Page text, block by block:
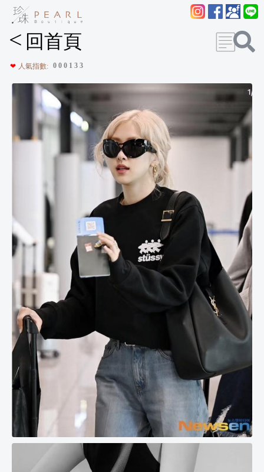
< 回首頁
❤ 人氣指數: 0 0 0 1 3 3